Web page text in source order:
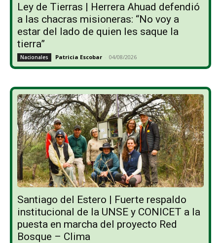
Ley de Tierras | Herrera Ahuad defendió
a las chacras misioneras: “No voy a
estar del lado de quien les saque la
tierra”
Nacionales Patricia Escobar - 04/08/2026
Santiago del Estero | Fuerte respaldo
institucional de la UNSE y CONICET a la
puesta en marcha del proyecto Red
Bosque – Clima